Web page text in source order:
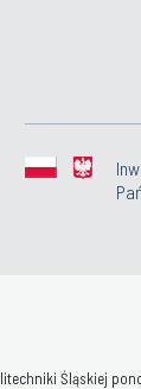
Śląskiej